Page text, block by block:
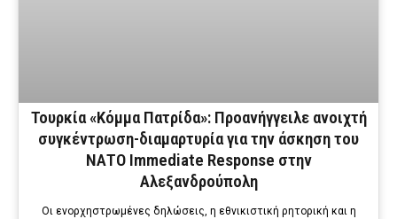
Τουρκία «Κόμμα Πατρίδα»: Προανήγγειλε ανοιχτή
συγκέντρωση-διαμαρτυρία για την άσκηση του
ΝΑΤΟ Immediate Response στην
Αλεξανδρούπολη
Οι ενορχηστρωμένες δηλώσεις, η εθνικιστική ρητορική και η